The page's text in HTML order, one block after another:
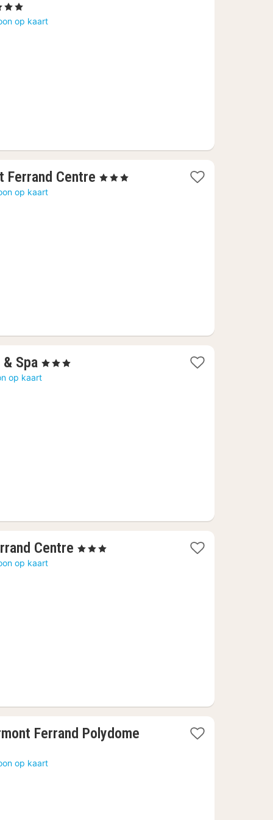
Sterren
op kaart
Ferrand Centre 1
, 3 Sterren
op kaart
Spa 1
nacht
, 3 Sterren
op kaart
Centre 1
, 3 Sterren
op kaart
Ferrand Polydome
op kaart